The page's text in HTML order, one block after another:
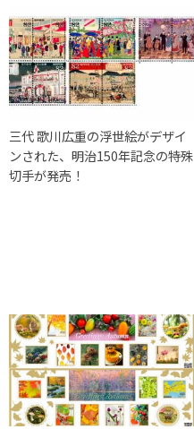
三代 歌川広重の浮世絵がデザイ
ンされた、明治150年記念の特殊
切手が発売！